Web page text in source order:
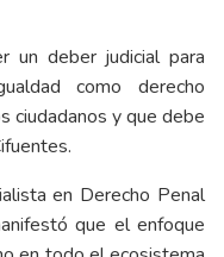
un deber judicial para
como derecho
ciudadanos y que debe
en Derecho Penal
que el enfoque